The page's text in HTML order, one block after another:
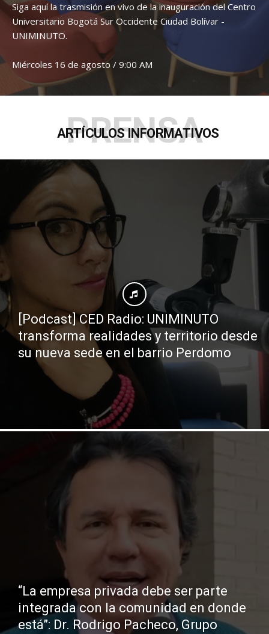
Siga aquí la trasmisión en vivo de la inauguración del Centro
Universitario Bogotá Sur Occidente Ciudad Bolívar -
UNIMINUTO.
Miércoles 16 de agosto / 9:00 AM
ARTÍCULOS INFORMATIVOS
PRENSA
[Podcast] CED Radio: UNIMINUTO
transforma realidades y territorio desde
su nueva sede en el barrio Perdomo
“La empresa privada debe ser parte
integrada con la comunidad en donde
está”: Dr. Rodrigo Pacheco, Grupo